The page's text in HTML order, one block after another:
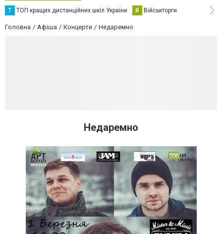
Т ТОП кращих дистанційних шкіл України В Військторги
Головна Афіша Концерти Недаремно
Недаремно